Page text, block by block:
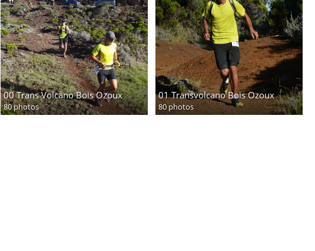
00 Trans Volcano Bois Ozoux
80 photos
01 Transvolcano Bois Ozoux
80 photos